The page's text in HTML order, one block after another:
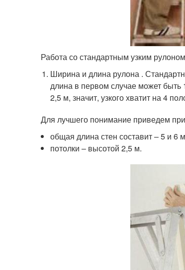
Работа со стандартным узким
Ширина и длина рулона .
длина в первом случае может быть
2,5 м, значит, узкого хватит на 4
Для лучшего понимание приведем
общая длина стен составит – 5 и 6
потолки – высотой 2,5 м.